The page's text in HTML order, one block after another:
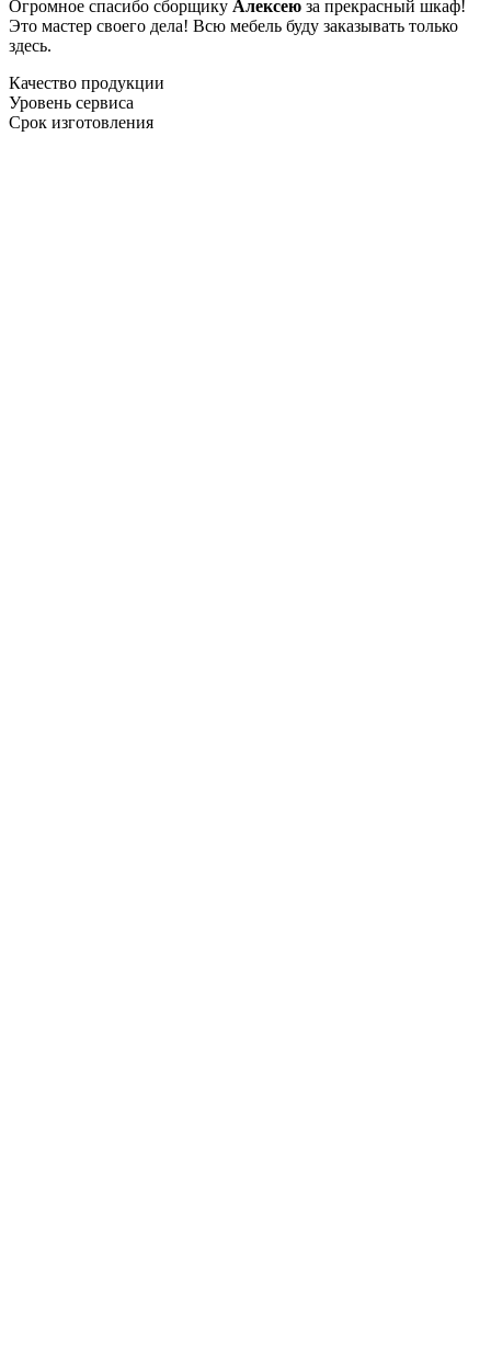
Огромное спасибо сборщику Алексею за прекрасный шкаф!
Это мастер своего дела! Всю мебель буду заказывать только
здесь.
Качество продукции
Уровень сервиса
Срок изготовления